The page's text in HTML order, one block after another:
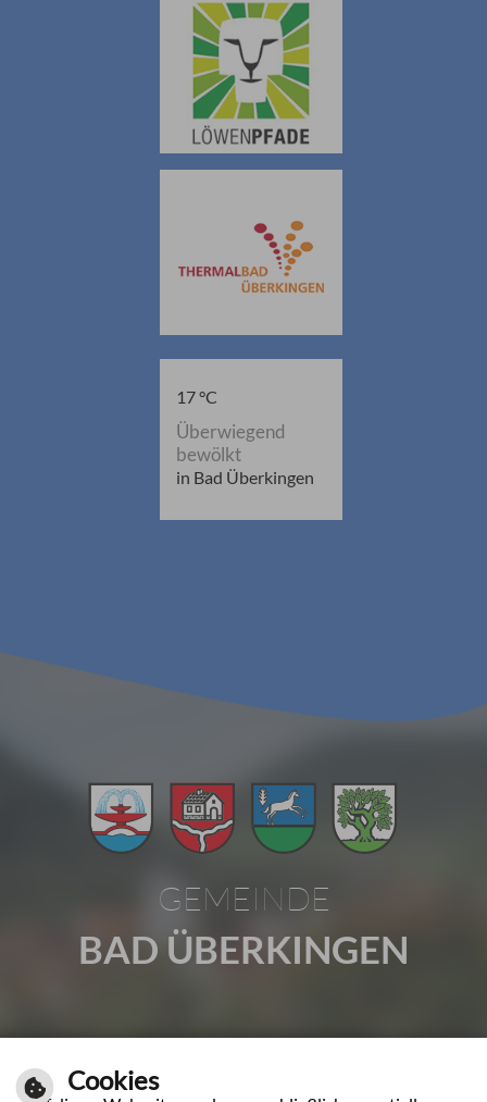
17 °C
Überwiegend
bewölkt
in Bad Überkingen
GEMEINDE
BAD ÜBERKINGEN
Tel.: 07331 2009-0 | Fax: 07331 2009-37
Cookies